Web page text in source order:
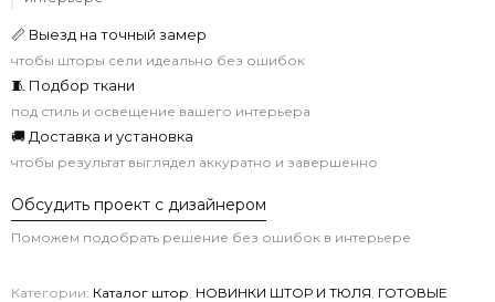
📏 Выезд на точный замер
чтобы шторы сели идеально без ошибок
🧵 Подбор ткани
под стиль и освещение вашего интерьера
🚚 Доставка и установка
чтобы результат выглядел аккуратно и завершённо
Обсудить проект с дизайнером
Поможем подобрать решение без ошибок в интерьере
Категории: Каталог штор НОВИНКИ ШТОР И ТЮЛЯ ГОТОВЫЕ